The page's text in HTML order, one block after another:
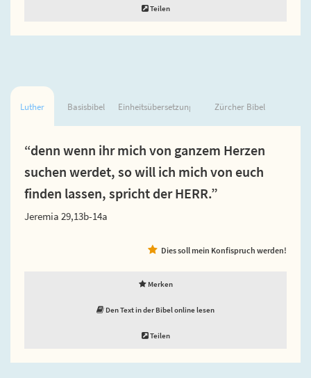
Teilen
Luther Basisbibel Einheitsübersetzung Zürcher Bibel
“denn wenn ihr mich von ganzem Herzen
suchen werdet, so will ich mich von euch
finden lassen, spricht der HERR.”
Jeremia 29,13b-14a
Dies soll mein Konfispruch werden!
Merken
Den Text in der Bibel online lesen
Teilen